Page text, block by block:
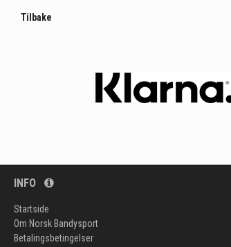
Tilbake
INFO
Startside
Om Norsk Bandysport
Betalingsbetingelser